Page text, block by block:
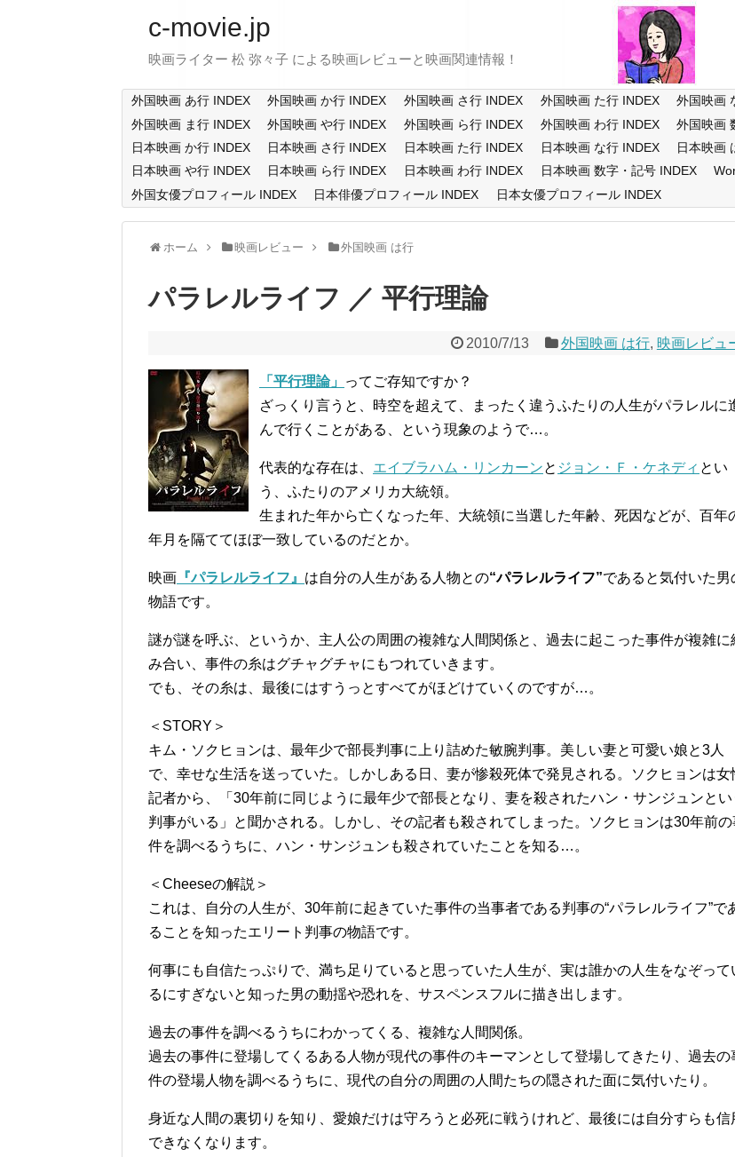
c-movie.jp
映画ライター 松 弥々子 による映画レビューと映画関連情報！
外国映画 あ行 INDEX 外国映画 か行 INDEX 外国映画 さ行 INDEX 外国映画 た行 INDEX 外国映画
外国映画 ま行 INDEX
外国映画 や行 INDEX 外国映画 ら行 INDEX 外国映画 わ行 INDEX 外国映画
日本映画 か行 INDEX
日本映画 さ行 INDEX 日本映画 た行 INDEX 日本映画 な行 INDEX 日本映画
日本映画 や行 INDEX
日本映画 ら行 INDEX 日本映画 わ行 INDEX 日本映画 数字・記号 INDEX
外国女優プロフィール INDEX
日本俳優プロフィール INDEX 日本女優プロフィール INDEX
ホーム 映画レビュー 外国映画 は行
パラレルライフ ／ 平行理論
2010/7/13 外国映画 は行, 映画レビュ
「平行理論」 ってご存知ですか？
ざっくり言うと、時空を超えて、まったく違うふたりの人生がパラレルに
んで行くことがある、という現象のようで…。
代表的な存在は、 エイブラハム・リンカーンと ジョン・Ｆ・ケネディ とい
う、ふたりのアメリカ大統領。
生まれた年から亡くなった年、大統領に当選した年齢、死因などが、百年
年月を隔ててほぼ一致しているのだとか。
映画 『パラレルライフ』 は自分の人生がある人物との“パラレルライフ”であると気付いた男
物語です。
謎が謎を呼ぶ、というか、主人公の周囲の複雑な人間関係と、過去に起こった事件が複雑に
み合い、事件の糸はグチャグチャにもつれていきます。
でも、その糸は、最後にはすうっとすべてがほどけていくのですが…。
＜STORY＞
キム・ソクヒョンは、最年少で部長判事に上り詰めた敏腕判事。美しい妻と可愛い娘と3人
で、幸せな生活を送っていた。しかしある日、妻が惨殺死体で発見される。ソクヒョンは女
記者から、「30年前に同じように最年少で部長となり、妻を殺されたハン・サンジュンとい
判事がいる」と聞かされる。しかし、その記者も殺されてしまった。ソクヒョンは30年前の
件を調べるうちに、ハン・サンジュンも殺されていたことを知る…。
＜Cheeseの解説＞
これは、自分の人生が、30年前に起きていた事件の当事者である判事の“パラレルライフ”で
ることを知ったエリート判事の物語です。
何事にも自信たっぷりで、満ち足りていると思っていた人生が、実は誰かの人生をなぞって
るにすぎないと知った男の動揺や恐れを、サスペンスフルに描き出します。
過去の事件を調べるうちにわかってくる、複雑な人間関係。
過去の事件に登場してくるある人物が現代の事件のキーマンとして登場してきたり、過去の
件の登場人物を調べるうちに、現代の自分の周囲の人間たちの隠された面に気付いたり。
身近な人間の裏切りを知り、愛娘だけは守ろうと必死に戦うけれど、最後には自分すらも信
できなくなります。